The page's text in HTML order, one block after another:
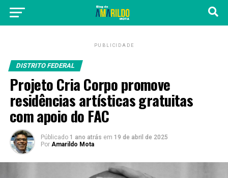
PUBLICIDADE
DISTRITO FEDERAL
Projeto Cria Corpo promove
residências artísticas gratuitas
com apoio do FAC
Públicado 1 ano atrás em 19 de abril de 2025
Por Amarildo Mota